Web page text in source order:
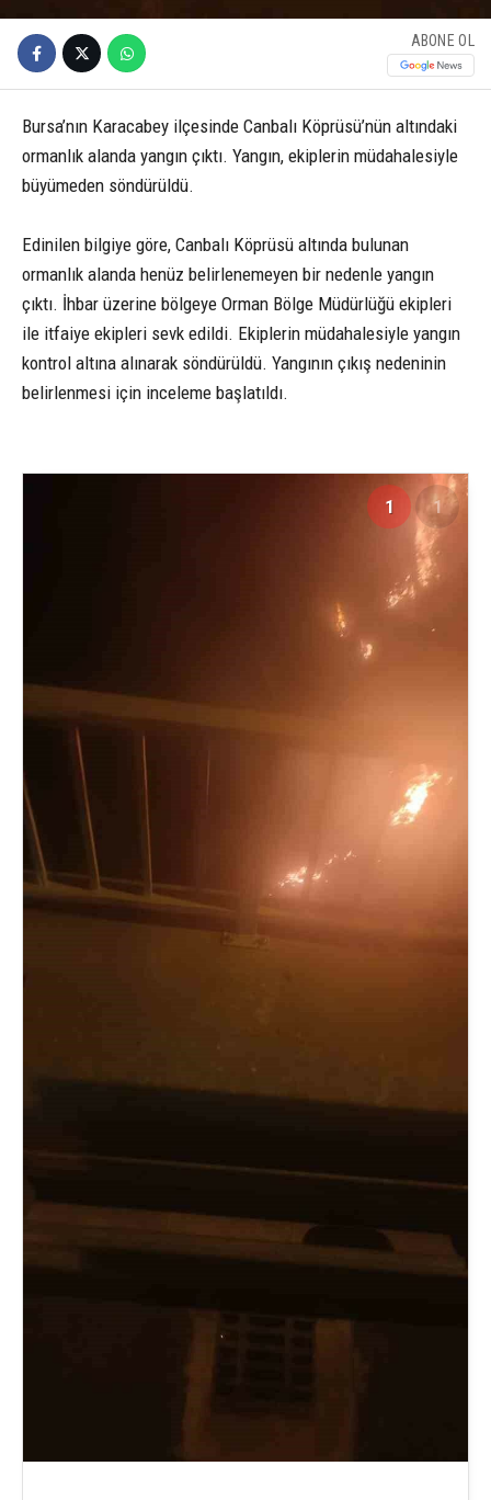
ABONE OL
Bursa’nın Karacabey ilçesinde Canbalı Köprüsü’nün altındaki
ormanlık alanda yangın çıktı. Yangın, ekiplerin müdahalesiyle
büyümeden söndürüldü.
Edinilen bilgiye göre, Canbalı Köprüsü altında bulunan
ormanlık alanda henüz belirlenemeyen bir nedenle yangın
çıktı. İhbar üzerine bölgeye Orman Bölge Müdürlüğü ekipleri
ile itfaiye ekipleri sevk edildi. Ekiplerin müdahalesiyle yangın
kontrol altına alınarak söndürüldü. Yangının çıkış nedeninin
belirlenmesi için inceleme başlatıldı.
1 1